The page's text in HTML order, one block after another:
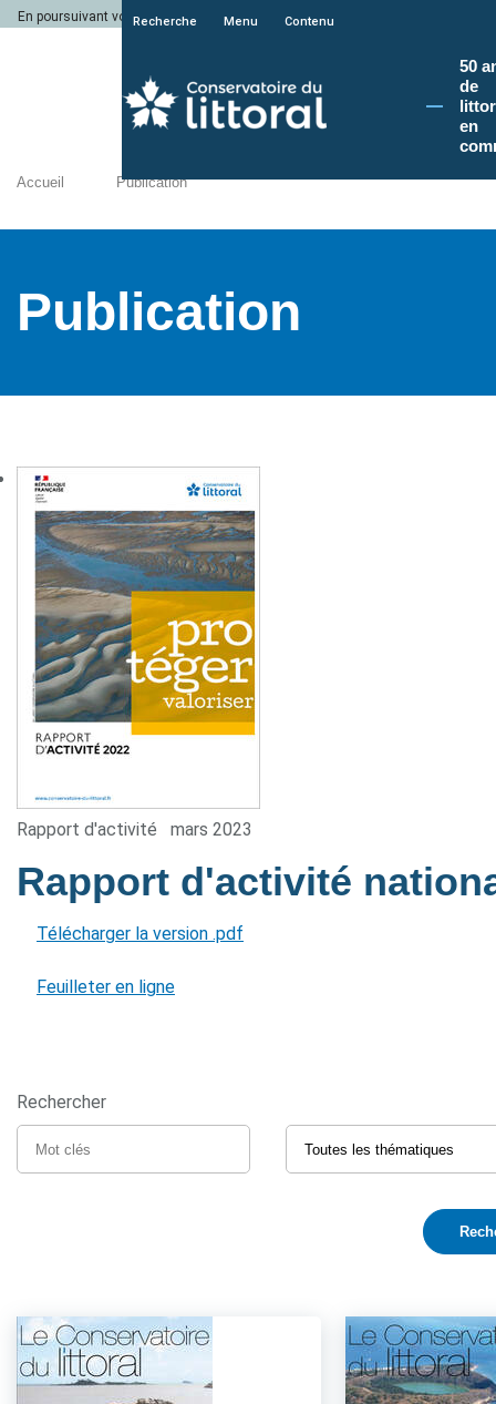
En poursuivant votre navigation sur le site du Conservatoire du littoral, vous
Recherche Menu Contenu
50
de
en
Accueil Publication
Publication
Rapport d'activité mars 2023
Rapport d'activité
Télécharger la version .pdf
Feuilleter en ligne
Rechercher